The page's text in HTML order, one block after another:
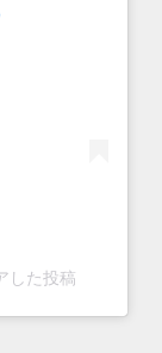
した投稿